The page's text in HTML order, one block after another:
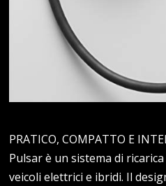
PRATICO, COMPATTO E
Pulsar è un sistema di
veicoli elettrici e ibridi. Il